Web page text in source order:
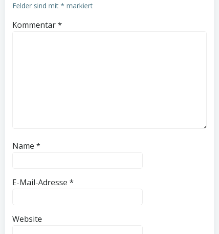
Felder sind mit * markiert
Kommentar*
Name *
E-Mail-Adresse *
Website